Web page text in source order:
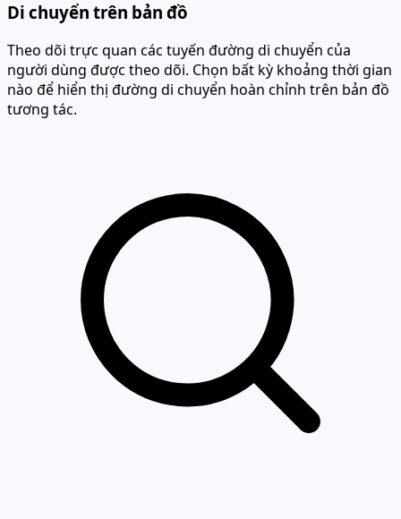
Di chuyển trên bản đồ
Theo dõi trực quan các tuyến đường di chuyển của
người dùng được theo dõi. Chọn bất kỳ khoảng thời gian
nào để hiển thị đường di chuyển hoàn chỉnh trên bản đồ
tương tác.